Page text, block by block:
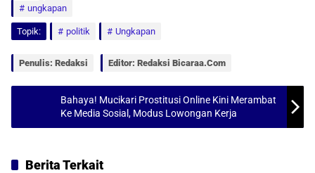
t
s
e
b
k
l
e
ungkapan
Topik: politik Ungkapan
Penulis: Redaksi Editor: Redaksi Bicaraa.com
Bahaya! Mucikari Prostitusi Online Kini Merambat
Ke Media Sosial, Modus Lowongan Kerja
Berita Terkait